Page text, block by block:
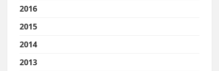
2016
2015
2014
2013